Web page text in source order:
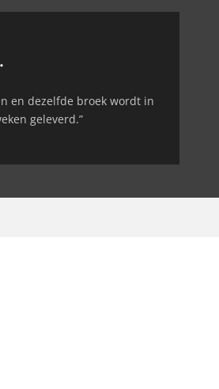
en dezelfde broek wordt in
geleverd.”